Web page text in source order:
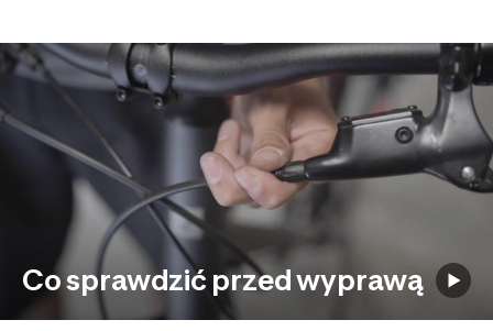
Co sprawdzić przed wyprawą